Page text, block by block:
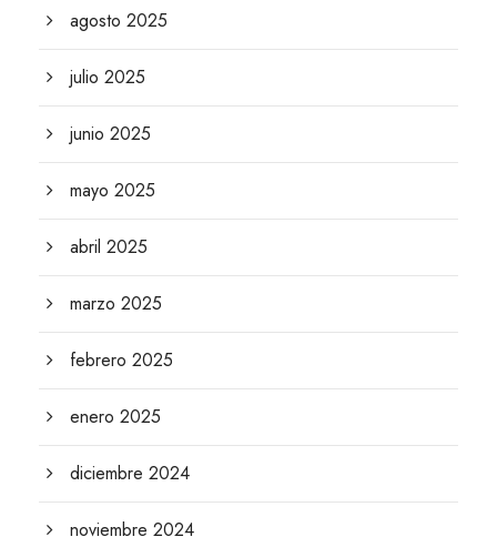
agosto 2025
julio 2025
junio 2025
mayo 2025
abril 2025
marzo 2025
febrero 2025
enero 2025
diciembre 2024
noviembre 2024